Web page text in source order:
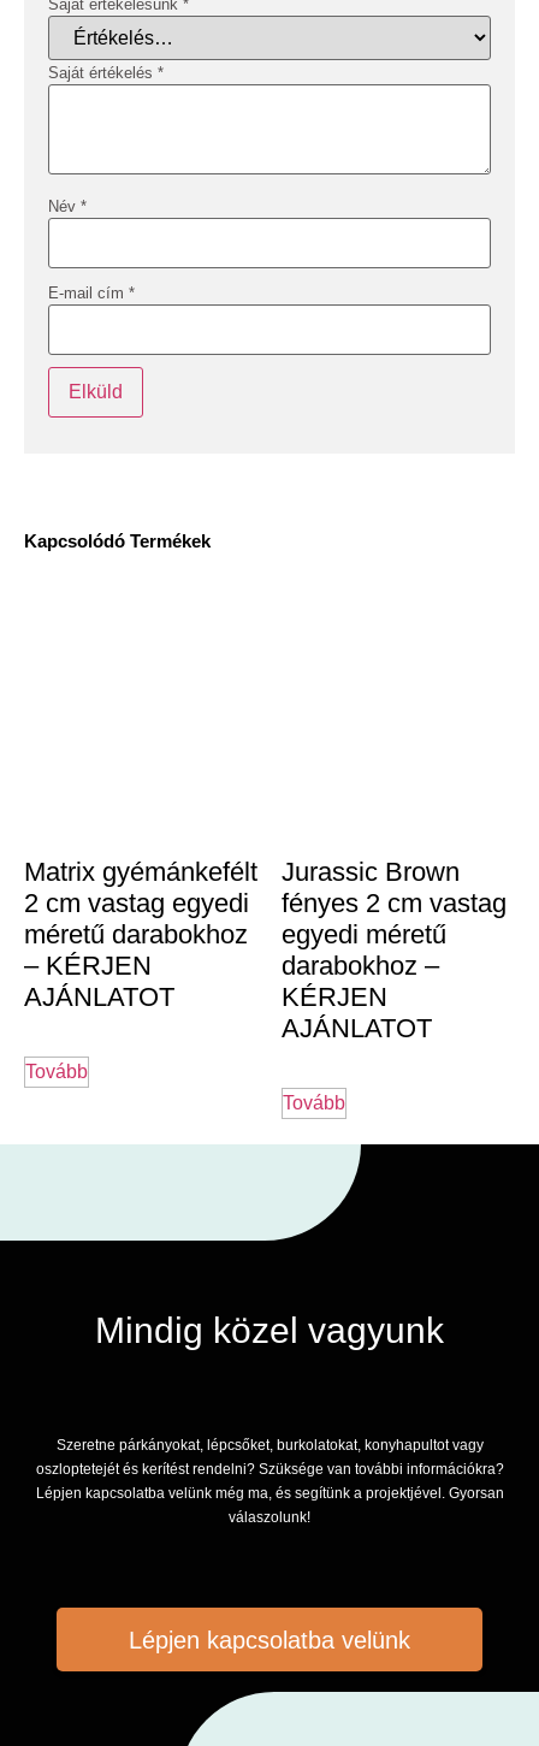
Kapcsolódó Termékek
Matrix gyémánkefélt
2 cm vastag egyedi
méretű darabokhoz
– KÉRJEN
AJÁNLATOT
Tovább
Jurassic Brown
fényes 2 cm vastag
egyedi méretű
darabokhoz –
KÉRJEN
AJÁNLATOT
Tovább
Saját értékelésünk *
Saját értékelés *
Név *
E-mail cím *
Mindig közel vagyunk
Szeretne párkányokat, lépcsőket, burkolatokat, konyhapultot vagy
oszloptetejét és kerítést rendelni? Szüksége van további információkra?
Lépjen kapcsolatba velünk még ma, és segítünk a projektjével. Gyorsan
válaszolunk!
Lépjen kapcsolatba velünk